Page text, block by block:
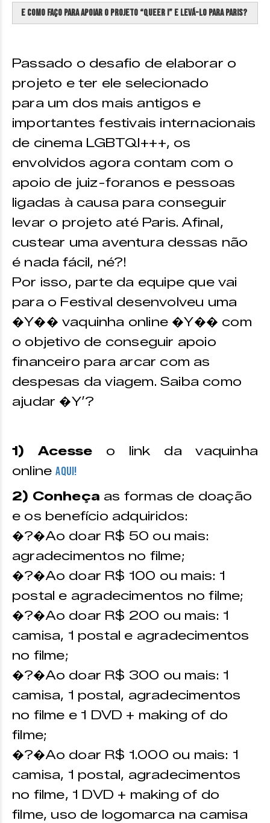
E como faço para apoiar o projeto “Queer I” e levá-lo para Paris?
Passado o desafio de elaborar o
projeto e ter ele selecionado
para um dos mais antigos e
importantes festivais internacionais
de cinema LGBTQI+++, os
envolvidos agora contam com o
apoio de juiz-foranos e pessoas
ligadas à causa para conseguir
levar o projeto até Paris. Afinal,
custear uma aventura dessas não
é nada fácil, né?!
Por isso, parte da equipe que vai
para o Festival desenvolveu uma
�Y�� vaquinha online �Y�� com
o objetivo de conseguir apoio
financeiro para arcar com as
despesas da viagem. Saiba como
ajudar �Y’?
1) Acesse o link da vaquinha
onlineAQUI!
2) Conheça as formas de doação
e os benefício adquiridos:
�?�Ao doar R$ 50 ou mais:
agradecimentos no filme;
�?�Ao doar R$ 100 ou mais: 1
postal e agradecimentos no filme;
�?�Ao doar R$ 200 ou mais: 1
camisa, 1 postal e agradecimentos
no filme;
�?�Ao doar R$ 300 ou mais: 1
camisa, 1 postal, agradecimentos
no filme e 1 DVD + making of do
filme;
�?�Ao doar R$ 1.000 ou mais: 1
camisa, 1 postal, agradecimentos
no filme, 1 DVD + making of do
filme, uso de logomarca na camisa